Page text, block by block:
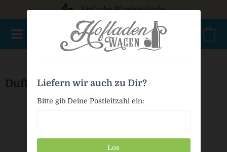
Einfache Pfandrückgabe
Duft im Glas "Pfirsichflambe"
Liefern wir auch zu Dir?
Bitte gib Deine Postleitzahl ein:
Los